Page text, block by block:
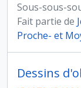
Sous-sous-
Fait partie de
Proche- et
Dessins